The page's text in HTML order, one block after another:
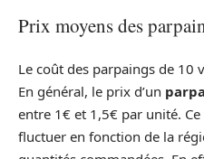
Prix moyens des
Le coût des parpaings de 10
En général, le prix d’un
entre 1€ et 1,5€ par unité.
fluctuer en fonction de la